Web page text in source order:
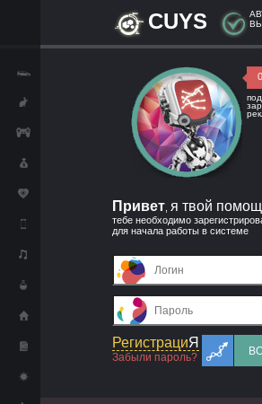
CUYS
Привет я твой
тебе необходимо
для начала работы в системе
РегистрациЯ
Забыли пароль?